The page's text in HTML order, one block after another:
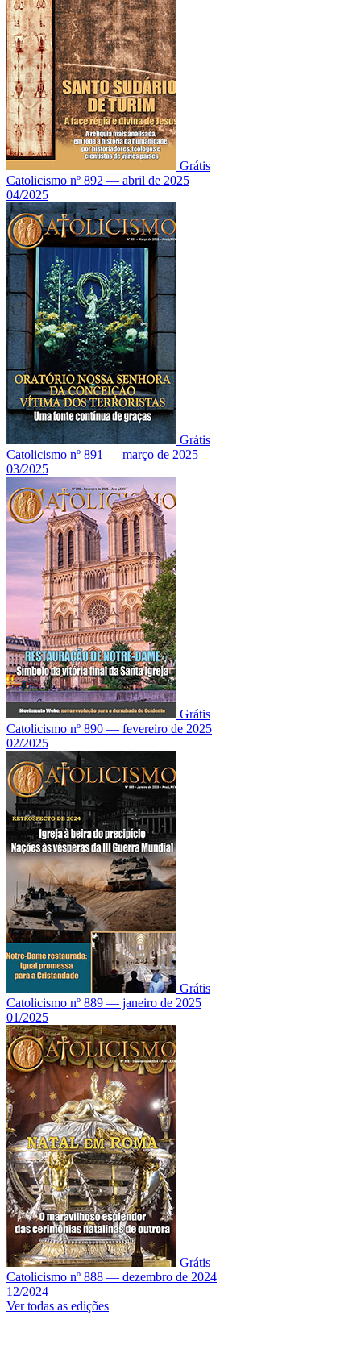
Grátis
Catolicismo nº 892 — abril de 2025
04/2025
Grátis
Catolicismo nº 891 — março de 2025
03/2025
Grátis
Catolicismo nº 890 — fevereiro de 2025
02/2025
Grátis
Catolicismo nº 889 — janeiro de 2025
01/2025
Grátis
Catolicismo nº 888 — dezembro de 2024
12/2024
Ver todas as edições